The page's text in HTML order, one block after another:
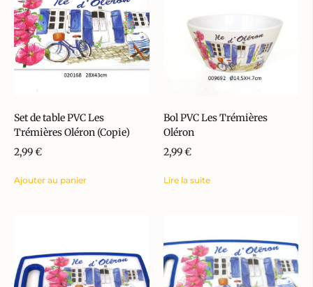
Set de table PVC Les
Trémières Oléron (Copie)
2,99€
Ajouter au panier
Bol PVC Les Trémières
Oléron
2,99€
Lire la suite